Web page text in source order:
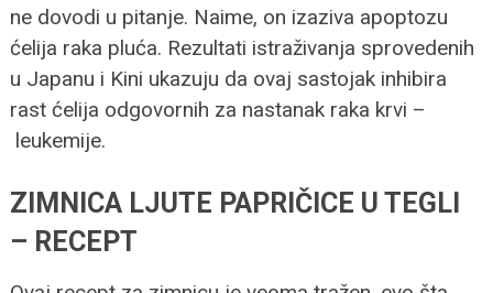
ne dovodi u pitanje. Naime, on izaziva apoptozu
ćelija raka pluća. Rezultati istraživanja sprovedenih
u Japanu i Kini ukazuju da ovaj sastojak inhibira
rast ćelija odgovornih za nastanak raka krvi –
leukemije.
ZIMNICA LJUTE PAPRIČICE U TEGLI
– RECEPT